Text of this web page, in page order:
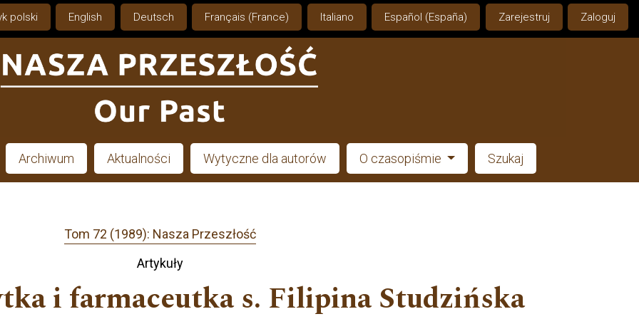
polski English Deutsch Français (France) Italiano Español (España) Zarejestruj Zaloguj
Archiwum Aktualności Wytyczne dla autorów O czasopiśmie Szukaj
Tom 72 (1989): Nasza Przeszłość
Artykuły
i farmaceutka s. Filipina Studzińska